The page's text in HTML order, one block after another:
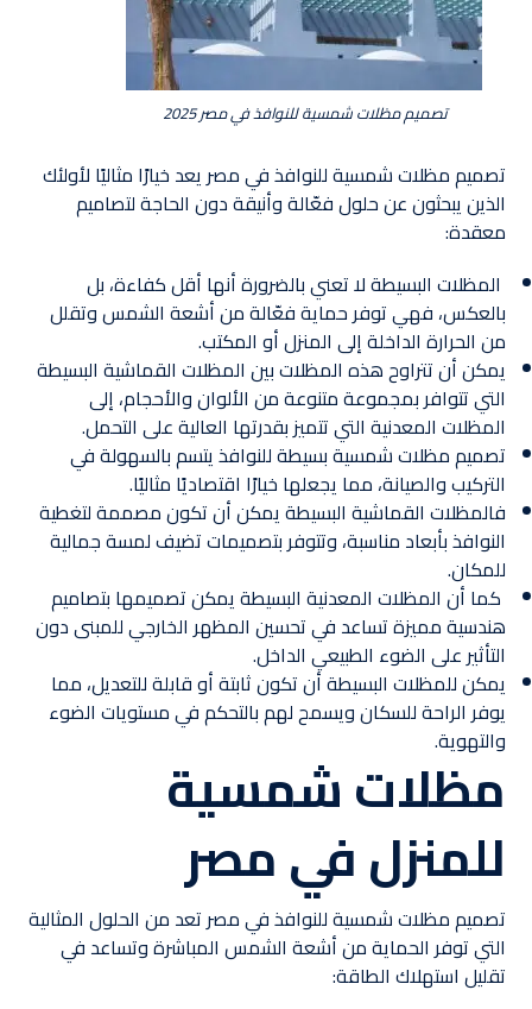
تصميم مظلات شمسية للنوافذ في مصر 2025
تصميم مظلات شمسية للنوافذ في مصر يعد خيارًا مثاليًا لأولئك
الذين يبحثون عن حلول فعّالة وأنيقة دون الحاجة لتصاميم
معقدة:
المظلات البسيطة لا تعني بالضرورة أنها أقل كفاءة، بل
بالعكس، فهي توفر حماية فعّالة من أشعة الشمس وتقلل
من الحرارة الداخلة إلى المنزل أو المكتب.
يمكن أن تتراوح هذه المظلات بين المظلات القماشية البسيطة
التي تتوافر بمجموعة متنوعة من الألوان والأحجام، إلى
المظلات المعدنية التي تتميز بقدرتها العالية على التحمل.
تصميم مظلات شمسية بسيطة للنوافذ يتسم بالسهولة في
التركيب والصيانة، مما يجعلها خيارًا اقتصاديًا مثاليًا.
فالمظلات القماشية البسيطة يمكن أن تكون مصممة لتغطية
النوافذ بأبعاد مناسبة، وتتوفر بتصميمات تضيف لمسة جمالية
للمكان.
كما أن المظلات المعدنية البسيطة يمكن تصميمها بتصاميم
هندسية مميزة تساعد في تحسين المظهر الخارجي للمبنى دون
التأثير على الضوء الطبيعي الداخل.
يمكن للمظلات البسيطة أن تكون ثابتة أو قابلة للتعديل، مما
يوفر الراحة للسكان ويسمح لهم بالتحكم في مستويات الضوء
والتهوية.
مظلات شمسية
للمنزل في مصر
تصميم مظلات شمسية للنوافذ في مصر تعد من الحلول المثالية
التي توفر الحماية من أشعة الشمس المباشرة وتساعد في
تقليل استهلاك الطاقة: